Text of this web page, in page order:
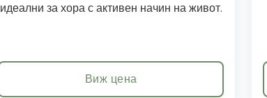
идеални за хора с активен начин на живот.
Виж цена